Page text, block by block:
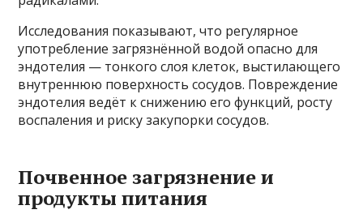
Исследования показывают, что регулярное
употребление загрязнённой водой опасно для
эндотелия — тонкого слоя клеток, выстилающего
внутреннюю поверхность сосудов. Повреждение
эндотелия ведёт к снижению его функций, росту
воспаления и риску закупорки сосудов.
Почвенное загрязнение и
продукты питания